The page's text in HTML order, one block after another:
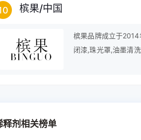
槟果/中国
槟果品牌成立于
闭漆,珠光罩,油墨清
释剂相关榜单